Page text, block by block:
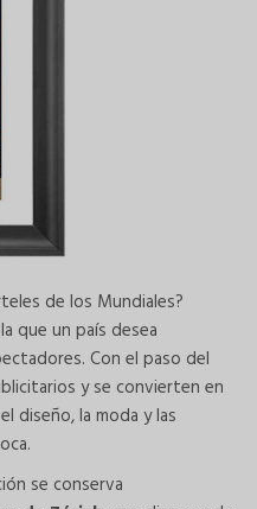
de los Mundiales?
que un país desea
Con el paso del
y se convierten en
diseño, la moda y las
se conserva